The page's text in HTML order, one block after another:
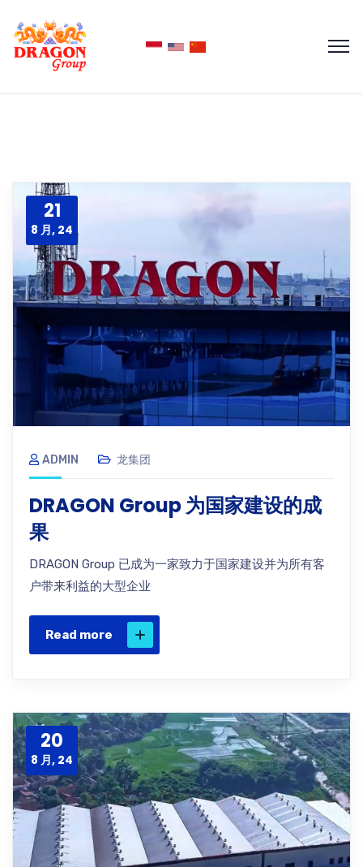
21
8 月, 24
ADMIN 龙集团
DRAGON Group 为国家建设的成
果
DRAGON Group 已成为一家致力于国家建设并为所有客
户带来利益的大型企业
Read more
20
8 月, 24